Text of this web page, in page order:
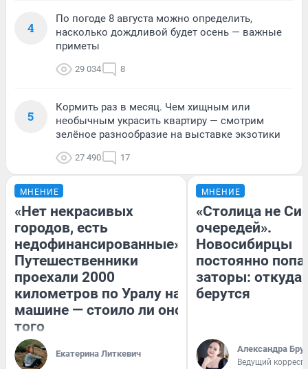
4
По погоде 8 августа можно определить,
насколько дождливой будет осень — важные
приметы
29 034 8
5
Кормить раз в месяц. Чем хищным или
необычным украсить квартиру — смотрим
зелёное разнообразие на выставке экзотики
27 490 17
МНЕНИЕ
«Нет некрасивых
городов, есть
недофинансированные».
Путешественники
проехали 2000
километров по Уралу на
машине — стоило ли оно
того
Екатерина Литкевич
МНЕНИЕ
«Столица не
очередей».
Новосибирцы
постоянно
заторы: откуда
берутся
Александра
Ведущий